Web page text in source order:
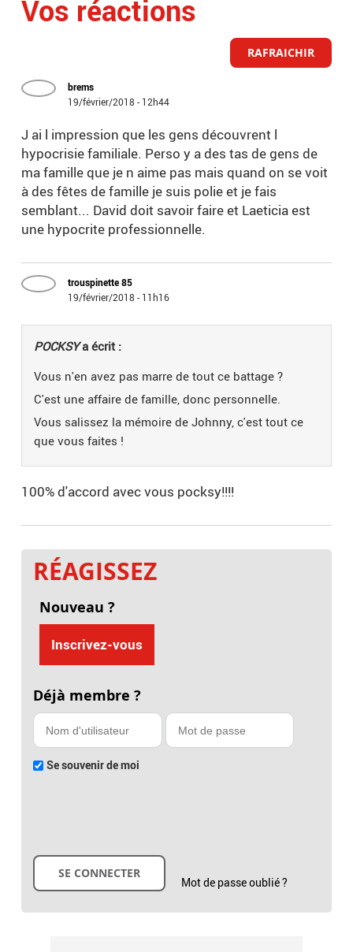
Vos réactions
RAFRAICHIR
brems
19/février/2018 - 12h44
J ai l impression que les gens découvrent l
hypocrisie familiale. Perso y a des tas de gens de
ma famille que je n aime pas mais quand on se voit
à des fêtes de famille je suis polie et je fais
semblant... David doit savoir faire et Laeticia est
une hypocrite professionnelle.
trouspinette 85
19/février/2018 - 11h16
POCKSYa écrit :
Vous n'en avez pas marre de tout ce battage ?
C'est une affaire de famille, donc personnelle.
Vous salissez la mémoire de Johnny, c'est tout ce
que vous faites !
100% d'accord avec vous pocksy!!!!
RÉAGISSEZ
Nouveau ?
Inscrivez-vous
Déjà membre ?
Se souvenir de moi
Mot de passe oublié ?